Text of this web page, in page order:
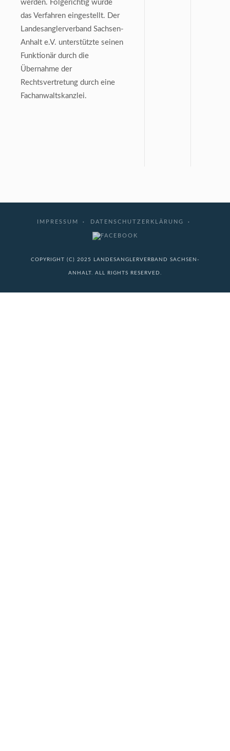
werden. Folgerichtig wurde
das Verfahren eingestellt. Der
Landesanglerverband Sachsen-
Anhalt e.V. unterstützte seinen
Funktionär durch die
Übernahme der
Rechtsvertretung durch eine
Fachanwaltskanzlei.
IMPRESSUM DATENSCHUTZERKLÄRUNG
COPYRIGHT (C) 2025 LANDESANGLERVERBAND SACHSEN-
ANHALT. ALL RIGHTS RESERVED.